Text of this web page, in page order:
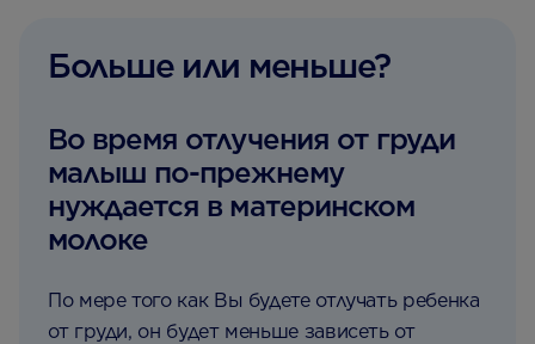
Больше или меньше?
Во время отлучения от груди
малыш по-прежнему
нуждается в материнском
молоке
По мере того как Вы будете отлучать ребенка
от груди, он будет меньше зависеть от